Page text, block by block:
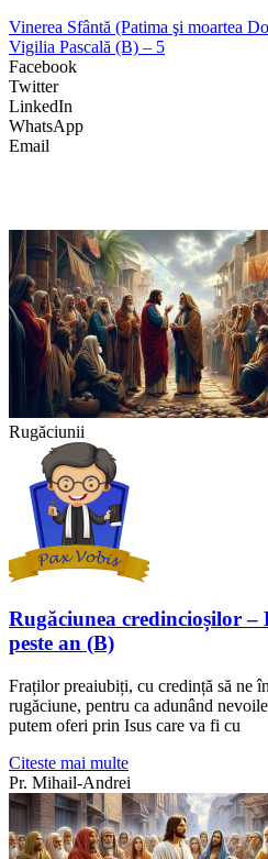
Vinerea Sfântă (Patima şi moartea
Vigilia Pascală (B) – 5
Facebook
Twitter
LinkedIn
WhatsApp
Email
Rugăciunii
Rugăciunea credincioșilor –
peste an (B)
Fraților preaiubiți, cu credință să ne
rugăciune, pentru ca adunând
putem oferi prin Isus care va fi cu
Citeste mai multe
Pr. Mihail-Andrei